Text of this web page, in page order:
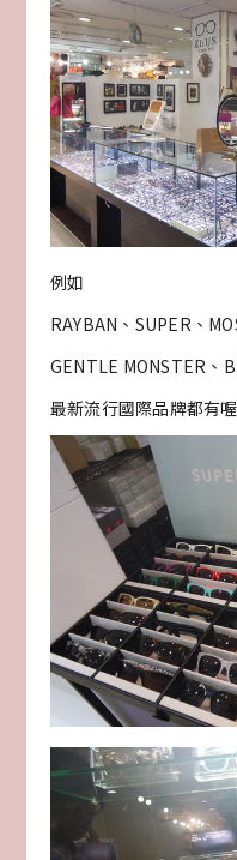
例如
RAYBAN、SUPER、
GENTLE MONSTER、
最新流行國際品牌都有